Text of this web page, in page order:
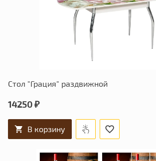
Стол "Грация" раздвижной
14250 ₽
В корзину